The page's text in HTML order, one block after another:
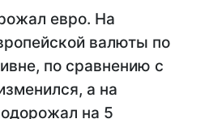
евро. На
валюты по
по сравнению с
а на
на 5